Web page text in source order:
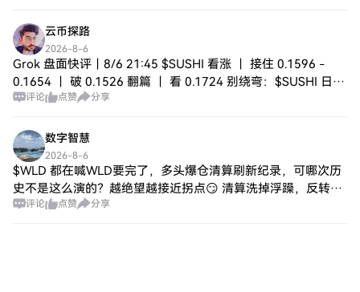
云币探路
2026-8-6
Grok 盘面快评｜8/6 21:45 $SUSHI 看涨 ｜ 接住 0.1596 -
0.1654 ｜ 破 0.1526 翻篇 ｜ 看 0.1724 别绕弯：$SUSHI 日内
至数日的盘面站在多头这
评论 点赞 分享
数字智慧
2026-8-6
$WLD 都在喊WLD要完了，多头爆仓清算刷新纪录，可哪次历
史不是这么演的？越绝望越接近拐点😏 清算洗掉浮躁，反转才
有空间。资金已经悄悄布局，车门要关了，犹豫的只能目送更
评论 点赞 分享